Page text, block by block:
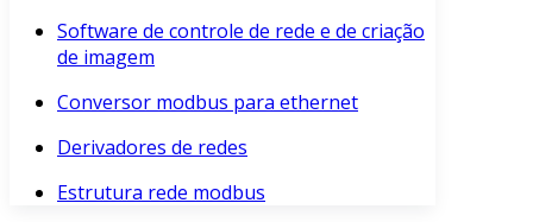
Software de controle de rede e de criação
de imagem
Conversor modbus para ethernet
Derivadores de redes
Estrutura rede modbus